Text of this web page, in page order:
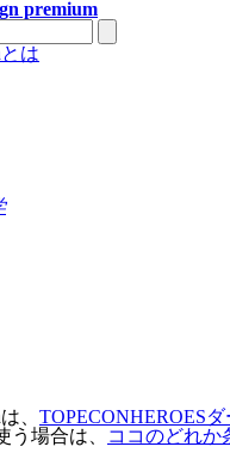
は
、 TOPECONHEROES
場合は、
ココのどれか